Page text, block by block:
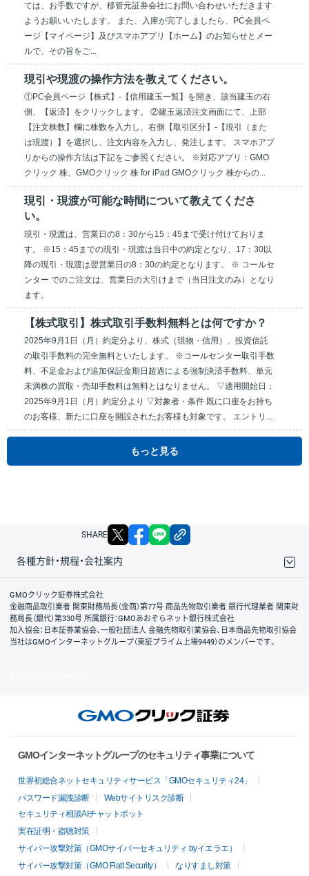
ては、お手数ですが、移管元証券会社にお問い合わせいただきます
ようお願いいたします。 また、入庫が完了しましたら、PC会員ペ
ージ【マイページ】及びスマホアプリ【ホーム】のお知らせとメー
ルで、その旨をご...
現引や現渡の操作方法を教えてください。
①PC会員ページ【株式】-【信用建玉一覧】を開き、該当建玉の右
側、【返済】をクリックします。 ②建玉返済注文画面にて、上部
【注文株数】欄に株数を入力し、右側【取引区分】-【現引（また
は現渡）】を選択し、注文内容を入力し、発注します。 スマホアプ
リからの操作方法は下記をご参照ください。 ※対応アプリ：GMO
クリック 株、GMOクリック 株 for iPad GMOクリック 株からの...
現引・現渡が可能な時間について教えてくださ
い。
現引・現渡は、営業日の8：30から15：45まで受け付けておりま
す。 ※15：45までの現引・現渡は当日中の約定となり、17：30以
降の現引・現渡は翌営業日の8：30の約定となります。 ※ コールセ
ンター でのご注文は、営業日の大引けまで（当日注文のみ）となり
ます。
【株式取引】株式取引手数料無料とは何ですか？
2025年9月1日（月）約定分より、株式（現物・信用）、投資信託
の取引手数料の完全無料といたします。 ※コールセンター取引手数
料、不足金および追加保証金期日超過による強制決済手数料、単元
未満株の買取・売却手数料は無料とはなりません。 ▽適用開始日：
2025年9月1日（月）約定分より ▽対象者・条件 既に口座をお持ち
のお客様、新たに口座を開設されたお客様も対象です。 エントリ...
もっと見る
SHARE X facebook
各種方針・規程・会社案内
取引規程・約款
サイトマップ
その他のご案内
個人情報保護方針
最良執行方針
サイトのご利用について
ディスクレイマー
信託保全
リスク説明
会社案内
GMOクリック証券株式会社
金融商品取引業者 関東財務局長（金商）第77号 商品先物取引業者 銀行代理業者 関東財
務局長（銀代）第330号 所属銀行：GMOあおぞらネット銀行株式会社
加入協会：日本証券業協会、一般社団法人 金融先物取引業協会、日本商品先物取引協会
当社はGMOインターネットグループ（東証プライム上場9449）のメンバーです。
GMOインターネットグループのセキュリティ事業について
世界初総合ネットセキュリティサービス「GMOセキュリティ24」
パスワード漏洩診断
Webサイトリスク診断
セキュリティ相談AIチャットボット
実在証明・盗聴対策
サイバー攻撃対策（GMOサイバーセキュリティ byイエラエ）
サイバー攻撃対策（GMO Flatt Security）
なりすまし対策